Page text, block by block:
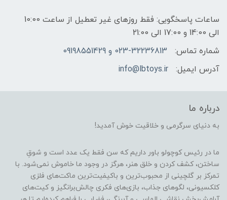
ساعات پاسخگویی: فقط روزهای غیر تعطیل از ساعت 10:00
الی 14:00 و 17:00 الی 21:00
شماره تماس:
023-32236813 و 09198551429
آدرس ایمیل:
info@lbtoys.ir
درباره ما
به دنیای سرگرمی و خلاقیت خوش آمدید!
ما در رئیس کوچولو باور داریم که سن فقط یک عدد است و شوقِ
ساختن، کشف کردن و خلق هنر، هرگز در وجود ما خاموش نمی‌شود. با
تمرکز بر گلچینی از محبوب‌ترین و باکیفیت‌ترین ماکت‌های فلزی
کلکسیونی، لگوهای جذاب، بازی‌های فکری چالش‌برانگیز و کیت‌های